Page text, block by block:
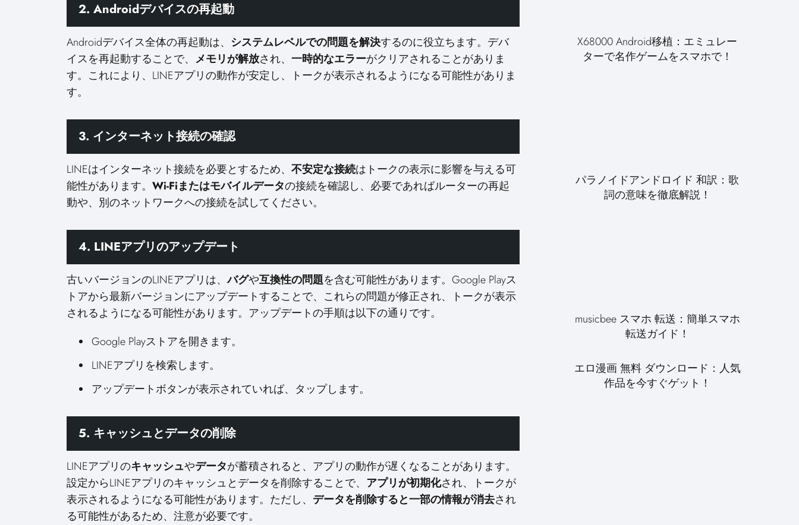
2. Androidデバイスの再起動
Androidデバイス全体の再起動は、 システムレベルでの問題を解決するのに役立ちます。デバ
イスを再起動することで、 メモリが解放され、 一時的なエラーがクリアされることがありま
す。これにより、LINEアプリの動作が安定し、トークが表示されるようになる可能性がありま
す。
3. インターネット接続の確認
LINEはインターネット接続を必要とするため、 不安定な接続はトークの表示に影響を与える可
能性があります。 Wi-Fiまたはモバイルデータの接続を確認し、必要であればルーターの再起
動や、別のネットワークへの接続を試してください。
4. LINEアプリのアップデート
古いバージョンのLINEアプリは、バグや互換性の問題を含む可能性があります。Google Playス
トアから最新バージョンにアップデートすることで、これらの問題が修正され、トークが表示
されるようになる可能性があります。アップデートの手順は以下の通りです。
Google Playストアを開きます。
LINEアプリを検索します。
アップデートボタンが表示されていれば、タップします。
5. キャッシュとデータの削除
LINEアプリのキャッシュやデータが蓄積されると、アプリの動作が遅くなることがあります。
設定からLINEアプリのキャッシュとデータを削除することで、 アプリが初期化され、トークが
表示されるようになる可能性があります。ただし、 データを削除すると一部の情報が消去され
る可能性があるため、注意が必要です。
X68000 Android移植：エミュレー
ターで名作ゲームをスマホで！
パラノイドアンドロイド 和訳：歌
詞の意味を徹底解説！
musicbee スマホ 転送：簡単スマホ
転送ガイド！
エロ漫画 無料 ダウンロード：人気
作品を今すぐゲット！